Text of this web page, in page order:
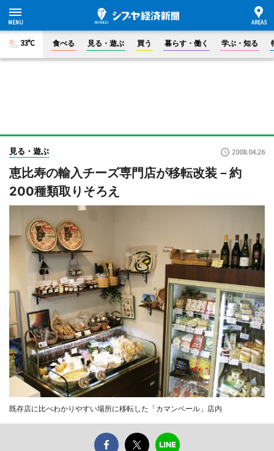
33°C 食べる 見る・遊ぶ 買う 暮らす・働く 学ぶ・知る
見る・遊ぶ 2008.04.26
恵比寿の輸入チーズ専門店が移転改装－約
200種類取りそろえ
既存店に比べわかりやすい場所に移転した「カマンベール」店内